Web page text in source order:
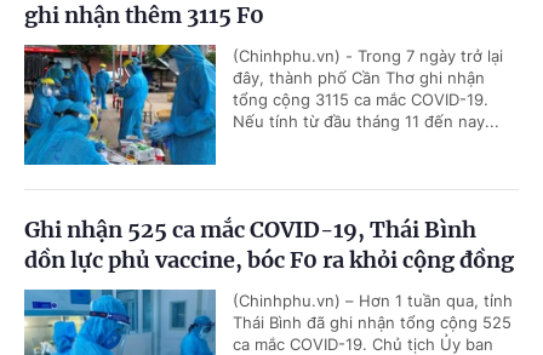
ghi nhận thêm 3115 F0
(Chinhphu.vn) - Trong 7 ngày trở lại
đây, thành phố Cần Thơ ghi nhận
tổng cộng 3115 ca mắc COVID-19.
Nếu tính từ đầu tháng 11 đến nay...
Ghi nhận 525 ca mắc COVID-19, Thái Bình
dồn lực phủ vaccine, bóc F0 ra khỏi cộng đồng
(Chinhphu.vn) – Hơn 1 tuần qua, tỉnh
Thái Bình đã ghi nhận tổng cộng 525
ca mắc COVID-19. Chủ tịch Ủy ban